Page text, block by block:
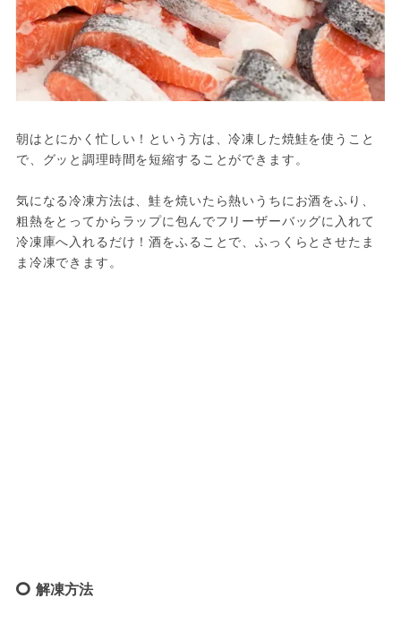
朝はとにかく忙しい！という方は、冷凍した焼鮭を使うこと
で、グッと調理時間を短縮することができます。
気になる冷凍方法は、鮭を焼いたら熱いうちにお酒をふり、
粗熱をとってからラップに包んでフリーザーバッグに入れて
冷凍庫へ入れるだけ！酒をふることで、ふっくらとさせたま
ま冷凍できます。
解凍方法